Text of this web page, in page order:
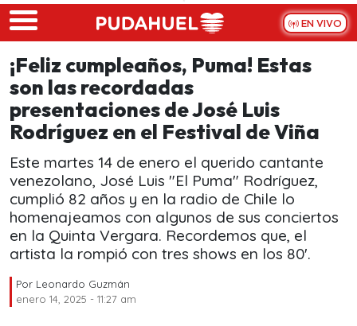
Skip to main content
EN VIVO
¡Feliz cumpleaños, Puma! Estas
son las recordadas
presentaciones de José Luis
Rodríguez en el Festival de Viña
Este martes 14 de enero el querido cantante
venezolano, José Luis "El Puma" Rodríguez,
cumplió 82 años y en la radio de Chile lo
homenajeamos con algunos de sus conciertos
en la Quinta Vergara. Recordemos que, el
artista la rompió con tres shows en los 80'.
Por Leonardo Guzmán
enero 14, 2025 - 11:27 am